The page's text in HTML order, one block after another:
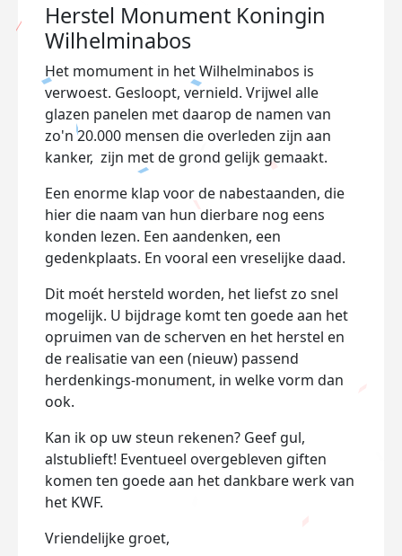
Herstel Monument Koningin
Wilhelminabos
Het momument in het Wilhelminabos is
verwoest. Gesloopt, vernield. Vrijwel alle
glazen panelen met daarop de namen van
zo'n 20.000 mensen die overleden zijn aan
kanker, zijn met de grond gelijk gemaakt.
Een enorme klap voor de nabestaanden, die
hier die naam van hun dierbare nog eens
konden lezen. Een aandenken, een
gedenkplaats. En vooral een vreselijke daad.
Dit moét hersteld worden, het liefst zo snel
mogelijk. U bijdrage komt ten goede aan het
opruimen van de scherven en het herstel en
de realisatie van een (nieuw) passend
herdenkings-monument, in welke vorm dan
ook.
Kan ik op uw steun rekenen? Geef gul,
alstublieft! Eventueel overgebleven giften
komen ten goede aan het dankbare werk van
het KWF.
Vriendelijke groet,